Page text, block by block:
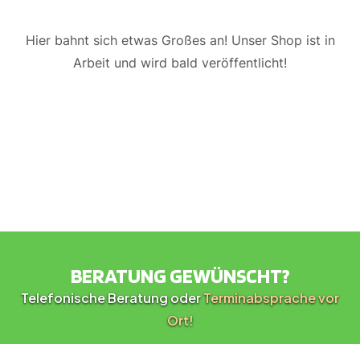
Hier bahnt sich etwas Großes an! Unser Shop ist in
Arbeit und wird bald veröffentlicht!
BERATUNG GEWÜNSCHT?
Telefonische Beratung oderTerminabsprache vor
Ort!